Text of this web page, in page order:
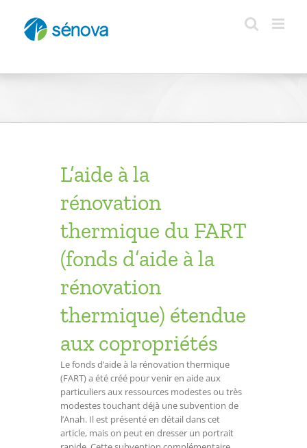
contenu
L’aide à la
rénovation
thermique du FART
(fonds d’aide à la
rénovation
thermique) étendue
aux copropriétés
Le fonds d’aide à la rénovation thermique
(FART) a été créé pour venir en aide aux
particuliers aux ressources modestes ou très
modestes touchant déjà une subvention de
l’Anah. Il est présenté en détail dans cet
article, mais on peut en dresser un portrait